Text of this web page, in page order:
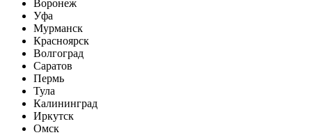
Воронеж
Уфа
Мурманск
Красноярск
Волгоград
Саратов
Пермь
Тула
Калининград
Иркутск
Омск